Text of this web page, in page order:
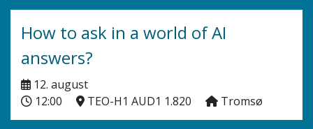
How to ask in a world of AI
answers?
12. august
12:00
TEO-H1 AUD1 1.820 Tromsø